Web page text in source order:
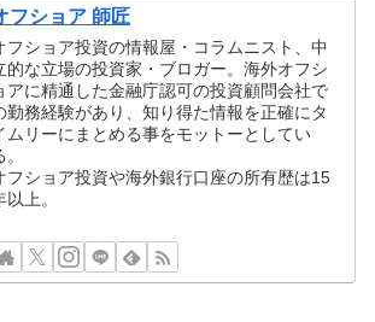
フショア 師匠
フショア投資の情報屋・コラムニスト、中
的な立場の投資家・ブロガー。海外オフシ
アに精通した金融庁認可の投資顧問会社で
勤務経験があり、知り得た情報を正確にタ
ムリーにまとめる事をモットーとしてい
。
フショア投資や海外銀行口座の所有歴は15
以上。